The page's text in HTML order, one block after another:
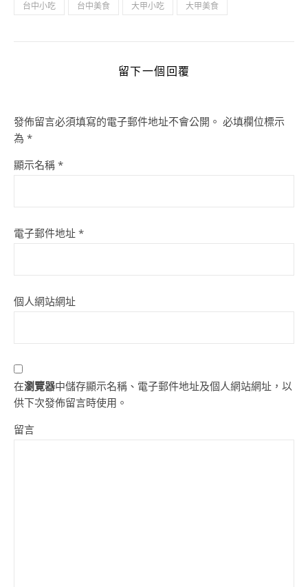
台中小吃 台中美食 大甲小吃 大甲美食
留下一個回覆
發佈留言必須填寫的電子郵件地址不會公開。 必填欄位標示
為 *
顯示名稱 *
電子郵件地址 *
個人網站網址
在瀏覽器中儲存顯示名稱、電子郵件地址及個人網站網址，以
供下次發佈留言時使用。
留言